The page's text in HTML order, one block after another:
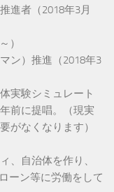
進者（2018年3月
）
ン）推進（2018年3
実験シミュレート
前に提唱。（現実
がなくなります）
、自治体を作り、
ーン等に労働をして